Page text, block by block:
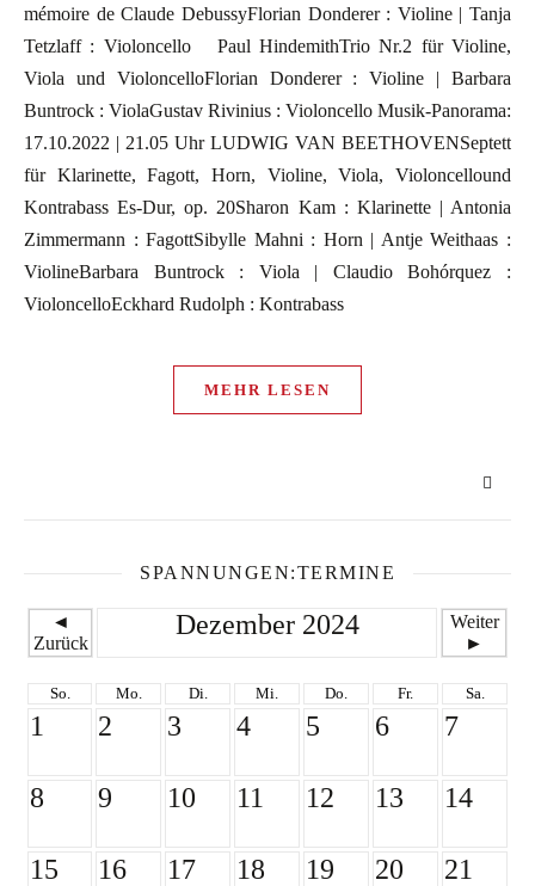
mémoire de Claude DebussyFlorian Donderer : Violine | Tanja
Tetzlaff : Violoncello Paul HindemithTrio Nr.2 für Violine,
Viola und VioloncelloFlorian Donderer : Violine | Barbara
Buntrock : ViolaGustav Rivinius : Violoncello Musik-Panorama:
17.10.2022 | 21.05 Uhr LUDWIG VAN BEETHOVENSeptett
für Klarinette, Fagott, Horn, Violine, Viola, Violoncellound
Kontrabass Es-Dur, op. 20Sharon Kam : Klarinette | Antonia
Zimmermann : FagottSibylle Mahni : Horn | Antje Weithaas :
ViolineBarbara Buntrock : Viola | Claudio Bohórquez :
VioloncelloEckhard Rudolph : Kontrabass
MEHR LESEN
SPANNUNGEN:TERMINE
◄
Zurück
Dezember 2024
Weiter
►
So. Mo. Di. Mi. Do. Fr. Sa.
1 2 3 4 5 6 7
8 9 10 11 12 13 14
15 16 17 18 19 20 21